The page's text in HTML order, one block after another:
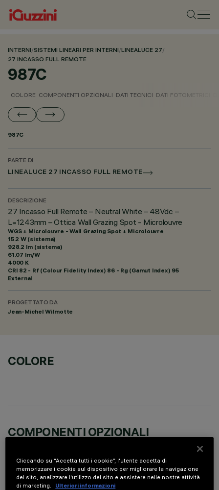
INTERNI/SISTEMI LINEARI PER INTERNI/LINEALUCE 27/
27 INCASSO FULL REMOTE
987C
COLORE COMPONENTI OPZIONALI DATI TECNICI DATI FOTOMETRICI
987C
PARTE DI
LINEALUCE 27 INCASSO FULL REMOTE
DESCRIZIONE
27 Incasso Full Remote – Neutral White – 48Vdc –
L=1243mm – Ottica Wall Grazing Spot - Microlouvre
WGS + Microlouvre - Wall Grazing Spot + Microlouvre
15.2 W (sistema)
928.2 lm (sistema)
61.07 lm/W
4000 K
CRI 82 - Rf (Colour Fidelity Index) 86 - Rg (Gamut Index) 95
External
PROGETTATO DA
Jean-Michel Wilmotte
COLORE
COMPONENTI OPZIONALI
Cliccando su “Accetta tutti i cookie”, l'utente accetta di
memorizzare i cookie sul dispositivo per migliorare la navigazione
del sito, analizzare l'utilizzo del sito e assistere nelle nostre attività
di marketing.
Ulteriori informazioni